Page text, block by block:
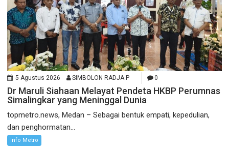
5 Agustus 2026 SIMBOLON RADJA P 0
Dr Maruli Siahaan Melayat Pendeta HKBP Perumnas
Simalingkar yang Meninggal Dunia
topmetro.news, Medan – Sebagai bentuk empati, kepedulian,
dan penghormatan...
Info Metro